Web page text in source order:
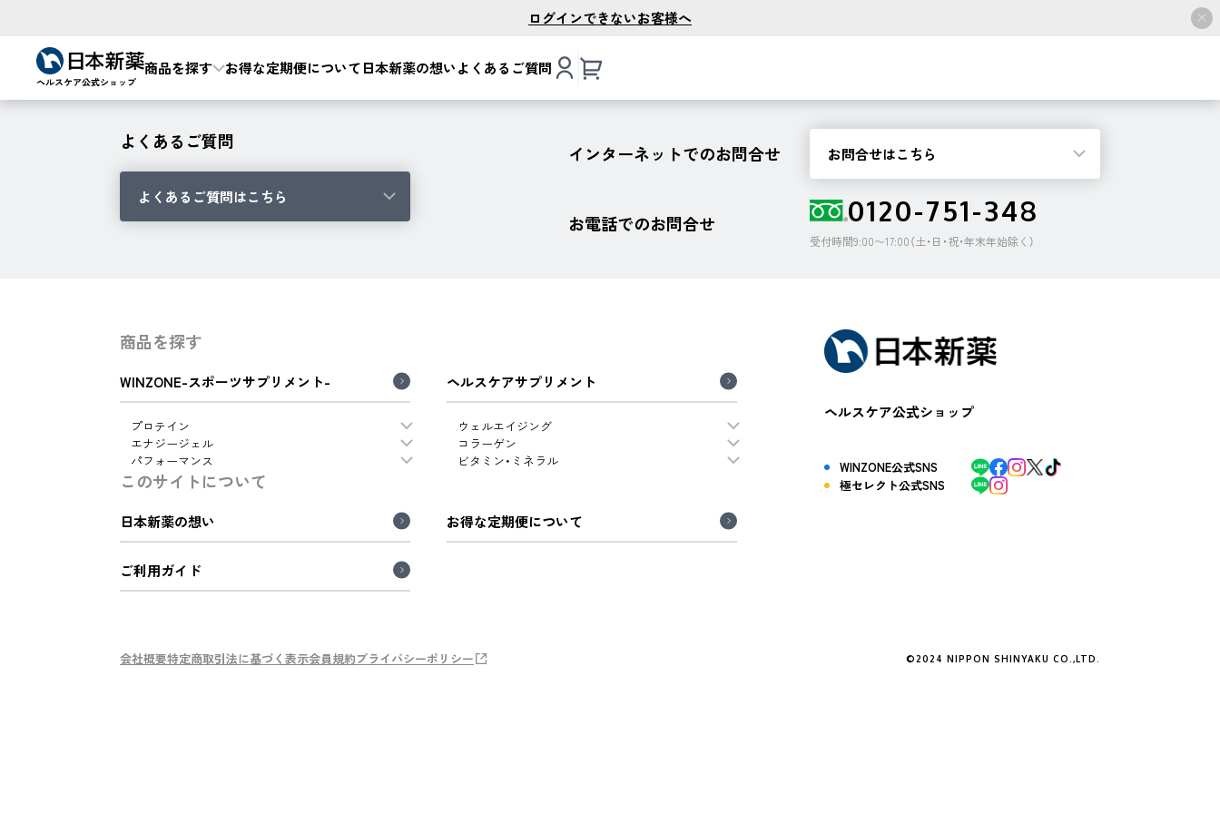
ログインできないお客様へ
商品を探す お得な定期便について日本新薬の想いよくあるご質問
よくあるご質問
よくあるご質問はこちら
インターネットでのお問合せ お問合せはこちら
お電話でのお問合せ 0120-751-348
受付時間9:00〜17:00（土・日・祝・年末年始除く）
商品を探す
WINZONE-スポーツサプリメント-
プロテイン
エナジージェル
パフォーマンス
ヘルスケアサプリメント
ウェルエイジング
コラーゲン
ビタミン・ミネラル
このサイトについて
日本新薬の想い お得な定期便について
ご利用ガイド
ヘルスケア公式ショップ
WINZONE公式SNS
極セレクト公式SNS
会社概要特定商取引法に基づく表示会員規約プライバシーポリシー ©2024 NIPPON SHINYAKU CO.,LTD.